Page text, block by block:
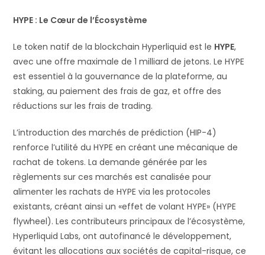
HYPE : Le Cœur de l’Écosystème
Le token natif de la blockchain Hyperliquid est le HYPE,
avec une offre maximale de 1 milliard de jetons. Le HYPE
est essentiel à la gouvernance de la plateforme, au
staking, au paiement des frais de gaz, et offre des
réductions sur les frais de trading.
L’introduction des marchés de prédiction (HIP-4)
renforce l’utilité du HYPE en créant une mécanique de
rachat de tokens. La demande générée par les
règlements sur ces marchés est canalisée pour
alimenter les rachats de HYPE via les protocoles
existants, créant ainsi un «effet de volant HYPE» (HYPE
flywheel). Les contributeurs principaux de l’écosystème,
Hyperliquid Labs, ont autofinancé le développement,
évitant les allocations aux sociétés de capital-risque, ce